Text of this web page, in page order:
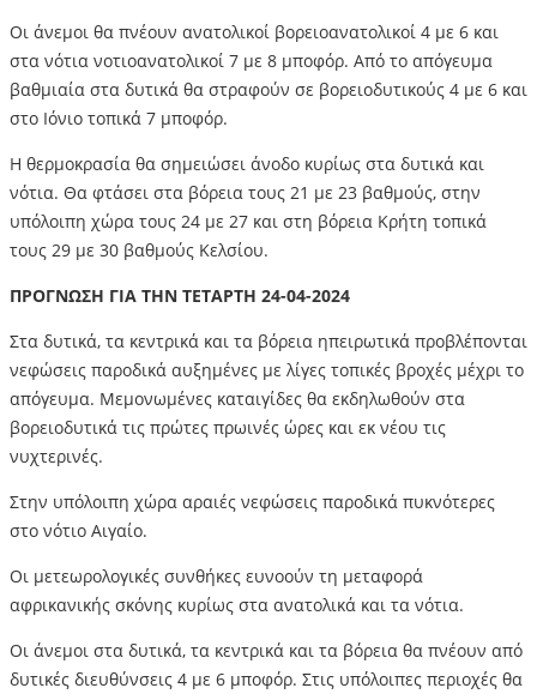
Οι άνεμοι θα πνέουν ανατολικοί βορειοανατολικοί 4 με 6 και
στα νότια νοτιοανατολικοί 7 με 8 μποφόρ. Από το απόγευμα
βαθμιαία στα δυτικά θα στραφούν σε βορειοδυτικούς 4 με 6 και
στο Ιόνιο τοπικά 7 μποφόρ.
Η θερμοκρασία θα σημειώσει άνοδο κυρίως στα δυτικά και
νότια. Θα φτάσει στα βόρεια τους 21 με 23 βαθμούς, στην
υπόλοιπη χώρα τους 24 με 27 και στη βόρεια Κρήτη τοπικά
τους 29 με 30 βαθμούς Κελσίου.
ΠΡΟΓΝΩΣΗ ΓΙΑ ΤΗΝ ΤΕΤΑΡΤΗ 24-04-2024
Στα δυτικά, τα κεντρικά και τα βόρεια ηπειρωτικά προβλέπονται
νεφώσεις παροδικά αυξημένες με λίγες τοπικές βροχές μέχρι το
απόγευμα. Μεμονωμένες καταιγίδες θα εκδηλωθούν στα
βορειοδυτικά τις πρώτες πρωινές ώρες και εκ νέου τις
νυχτερινές.
Στην υπόλοιπη χώρα αραιές νεφώσεις παροδικά πυκνότερες
στο νότιο Αιγαίο.
Οι μετεωρολογικές συνθήκες ευνοούν τη μεταφορά
αφρικανικής σκόνης κυρίως στα ανατολικά και τα νότια.
Οι άνεμοι στα δυτικά, τα κεντρικά και τα βόρεια θα πνέουν από
δυτικές διευθύνσεις 4 με 6 μποφόρ. Στις υπόλοιπες περιοχές θα